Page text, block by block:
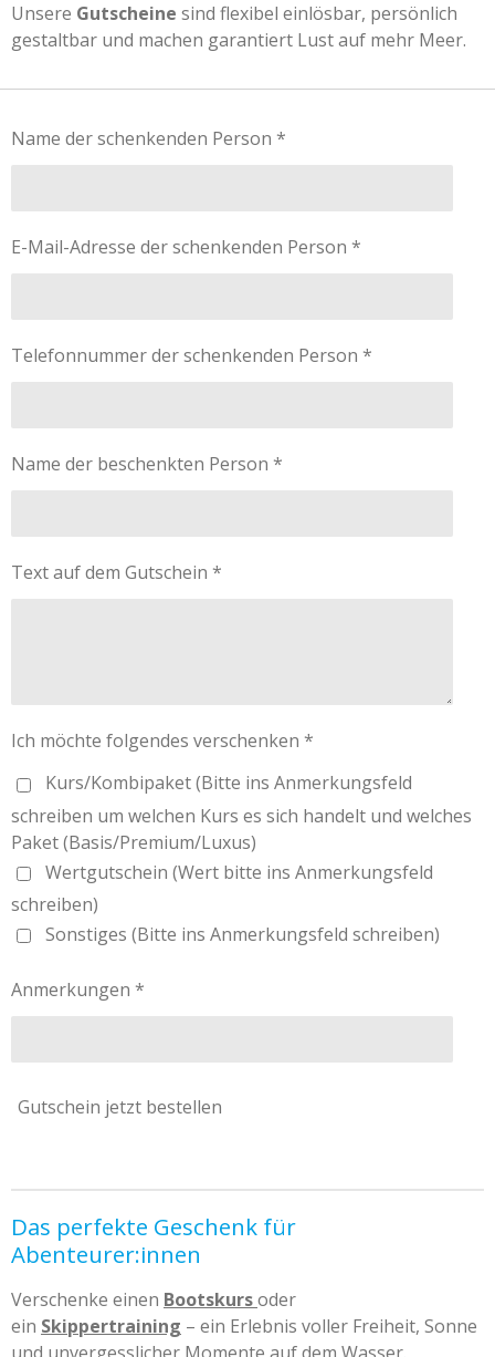
Unsere Gutscheine sind flexibel einlösbar, persönlich
gestaltbar und machen garantiert Lust auf mehr Meer.
Name der schenkenden Person *
E-Mail-Adresse der schenkenden Person *
Telefonnummer der schenkenden Person *
Name der beschenkten Person *
Text auf dem Gutschein *
Ich möchte folgendes verschenken *
Kurs/Kombipaket (Bitte ins Anmerkungsfeld
schreiben um welchen Kurs es sich handelt und welches
Paket (Basis/Premium/Luxus)
Wertgutschein (Wert bitte ins Anmerkungsfeld
schreiben)
Sonstiges (Bitte ins Anmerkungsfeld schreiben)
Anmerkungen *
Gutschein jetzt bestellen
Das perfekte Geschenk für
Abenteurer:innen
Verschenke einen Bootskursoder
ein Skippertraining – ein Erlebnis voller Freiheit, Sonne